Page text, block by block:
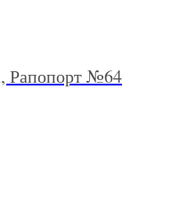
Рапопорт №64